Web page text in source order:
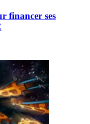
financer ses